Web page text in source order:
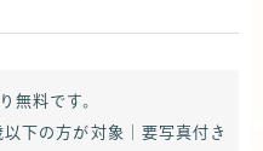
無料です。
下の方が対象｜要写真付き